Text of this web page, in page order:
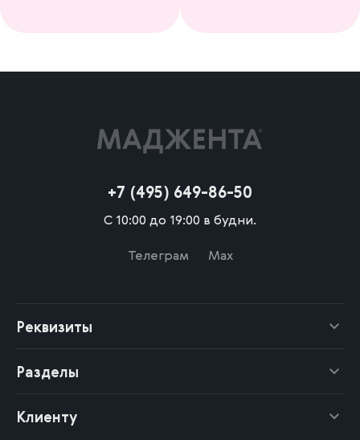
+7 (495) 649-86-50
С 10:00 до 19:00 в будни.
Телеграм
Max
Реквизиты
Разделы
Клиенту